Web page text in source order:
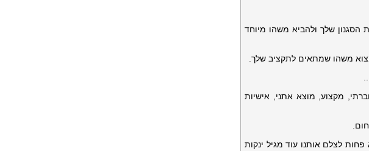
הסגנון שלך ולהביא משהו מיוחד
משהו שמתאים לתקציב שלך.
מקצוע, מוצא אתני, אישיות
לצלם אותנו עוד מגיל ינקות